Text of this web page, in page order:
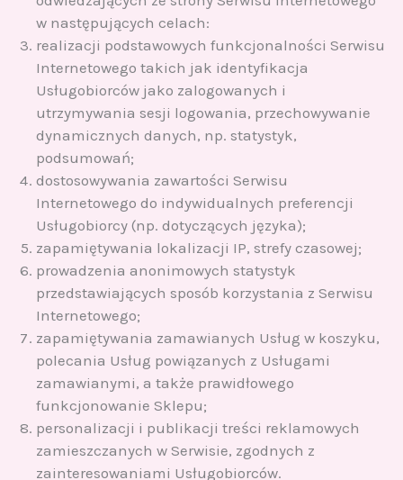
w następujących celach:
realizacji podstawowych funkcjonalności Serwisu
Internetowego takich jak identyfikacja
Usługobiorców jako zalogowanych i
utrzymywania sesji logowania, przechowywanie
dynamicznych danych, np. statystyk,
podsumowań;
dostosowywania zawartości Serwisu
Internetowego do indywidualnych preferencji
Usługobiorcy (np. dotyczących języka);
zapamiętywania lokalizacji IP, strefy czasowej;
prowadzenia anonimowych statystyk
przedstawiających sposób korzystania z Serwisu
Internetowego;
zapamiętywania zamawianych Usług w koszyku,
polecania Usług powiązanych z Usługami
zamawianymi, a także prawidłowego
funkcjonowanie Sklepu;
personalizacji i publikacji treści reklamowych
zamieszczanych w Serwisie, zgodnych z
zainteresowaniami Usługobiorców.